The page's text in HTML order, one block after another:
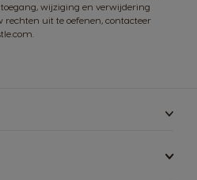
wijziging en verwijdering
rechten uit te oefenen, contacteer